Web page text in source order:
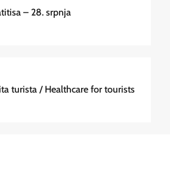
– 28. srpnja
turista / Healthcare for tourists